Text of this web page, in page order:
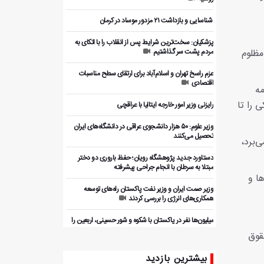
را تا
و
️ شناسایی و بازداشت ۲۱ مزدور موساد در کرمان
پزشکیان: سخت‌ترین شرایط پس از انقلاب را با اتکای به
مردم پشت سر گذاشتیم
عزم راسخ تهران و اسلام‌آباد برای ارتقای سطح مناسبات
اقتصادی
رایزنی وزیر امور خارجه ایتالیا با عراقچی
وزیر علوم: ۵۰ هزار دانشجوی عراقی در دانشگاه‌های ایران
تحصیل می‌کنند
دستاورد جدید پژوهشگاه رویان؛ حفظ باروری دو دختر
مبتلا به سرطان با انجام جراحی پیشرفته
وزیر صمت ایران و وزیر نفت پاکستان راه‌های توسعه
همکاری‌های انرژی را بررسی کردند
میلیون‌ها نفر در پاکستان با شکوه و شور حسینی، اربعین را
بررسی ظرفیت‌های همکاری اقتصادی ایران و پاکستان با
بخش خصوصی
بیشترین بازدید